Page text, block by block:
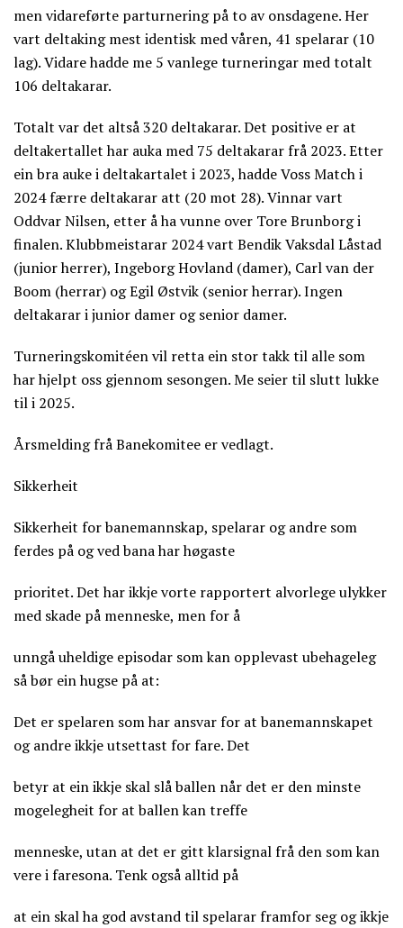
men vidareførte parturnering på to av onsdagene. Her
vart deltaking mest identisk med våren, 41 spelarar (10
lag). Vidare hadde me 5 vanlege turneringar med totalt
106 deltakarar.
Totalt var det altså 320 deltakarar. Det positive er at
deltakertallet har auka med 75 deltakarar frå 2023. Etter
ein bra auke i deltakartalet i 2023, hadde Voss Match i
2024 færre deltakarar att (20 mot 28). Vinnar vart
Oddvar Nilsen, etter å ha vunne over Tore Brunborg i
finalen. Klubbmeistarar 2024 vart Bendik Vaksdal Låstad
(junior herrer), Ingeborg Hovland (damer), Carl van der
Boom (herrar) og Egil Østvik (senior herrar). Ingen
deltakarar i junior damer og senior damer.
Turneringskomitéen vil retta ein stor takk til alle som
har hjelpt oss gjennom sesongen. Me seier til slutt lukke
til i 2025.
Årsmelding frå Banekomitee er vedlagt.
Sikkerheit
Sikkerheit for banemannskap, spelarar og andre som
ferdes på og ved bana har høgaste
prioritet. Det har ikkje vorte rapportert alvorlege ulykker
med skade på menneske, men for å
unngå uheldige episodar som kan opplevast ubehageleg
så bør ein hugse på at:
Det er spelaren som har ansvar for at banemannskapet
og andre ikkje utsettast for fare. Det
betyr at ein ikkje skal slå ballen når det er den minste
mogelegheit for at ballen kan treffe
menneske, utan at det er gitt klarsignal frå den som kan
vere i faresona. Tenk også alltid på
at ein skal ha god avstand til spelarar framfor seg og ikkje